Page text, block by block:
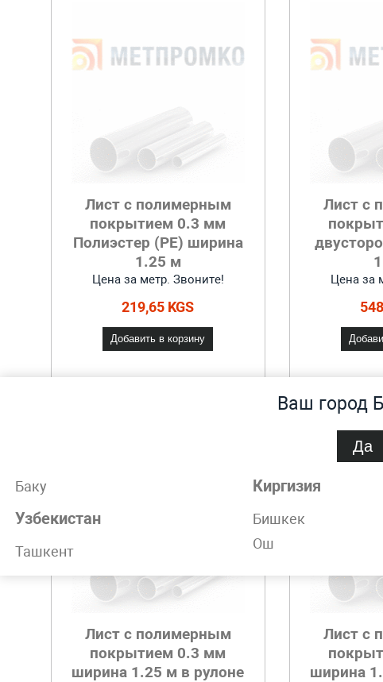
Ваш город
Да
Баку
Узбекистан
Ташкент
Киргизия
Бишкек
Ош
Лист с полимерным
покрытием 0.3 мм
Полиэстер (PE) ширина
1.25 м
Цена за метр. Звоните!
219,65 KGS
Добавить в корзину
Лист с
Цена за
Лист с полимерным
покрытием 0.3 мм
ширина 1.25 м в рулоне
Лист с
ширина